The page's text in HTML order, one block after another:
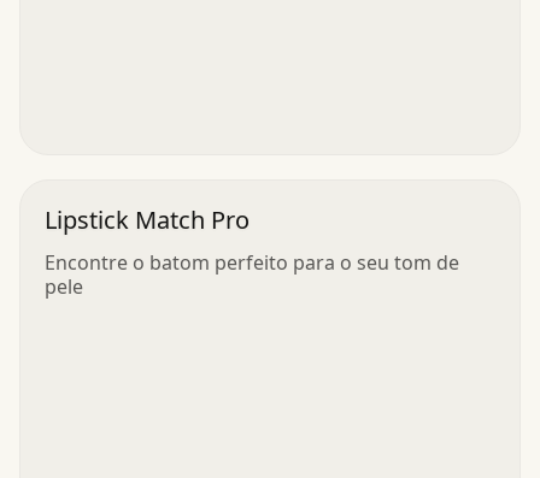
Lipstick Match Pro
Encontre o batom perfeito para o seu tom de
pele